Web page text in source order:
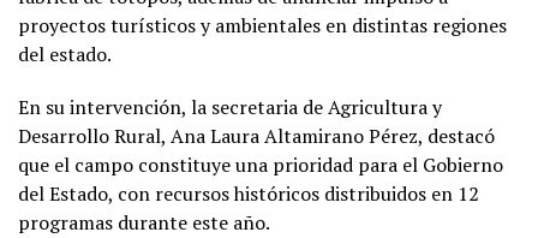
proyectos turísticos y ambientales en distintas regiones
del estado.
En su intervención, la secretaria de Agricultura y
Desarrollo Rural, Ana Laura Altamirano Pérez, destacó
que el campo constituye una prioridad para el Gobierno
del Estado, con recursos históricos distribuidos en 12
programas durante este año.